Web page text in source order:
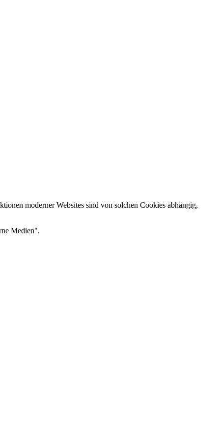
moderner Websites sind von solchen Cookies abhängig,
Medien".